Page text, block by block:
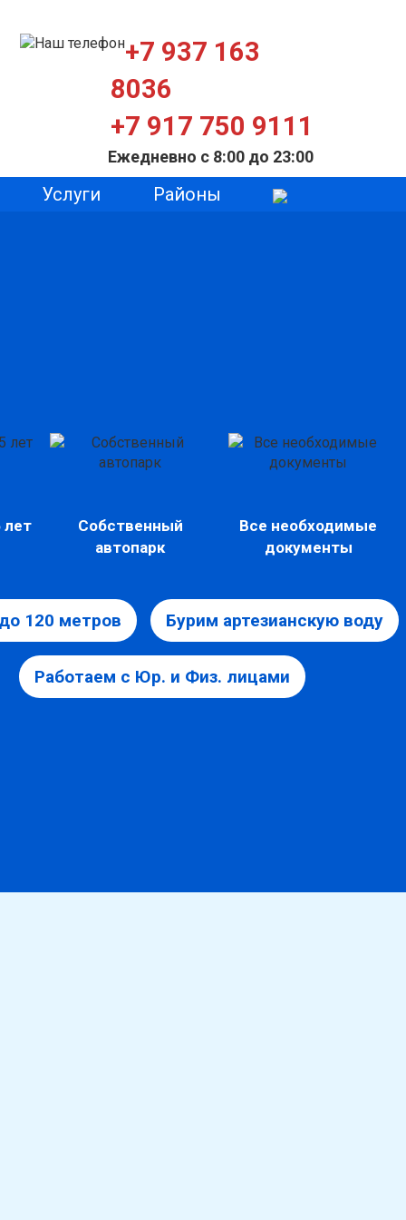
+7 937 163
8036
+7 917 750 9111
Ежедневно с 8:00 до 23:00
Услуги Районы
лет
Собственный
автопарк
Все необходимые
документы
120 метров Бурим артезианскую воду
Работаем с Юр. и Физ. лицами